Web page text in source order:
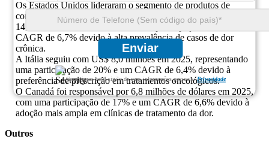
Enviar
Garantimos total sigilo de suas informações pessoais.Privacidade
Os Estados Unidos lideraram o segmento de produtos de
comprimidos de 100 mg com um tamanho de mercado de US$
14,0 milhões em 2025, detendo uma participação de 35% e um
CAGR de 6,7% devido à alta prevalência de casos de dor
crônica.
A Itália seguiu com US$ 8,0 milhões em 2025, representando
uma participação de 20% e um CAGR de 6,4% devido à
preferência de prescrição em tratamentos oncológicos.
O Canadá foi responsável por 6,8 milhões de dólares em 2025,
com uma participação de 17% e um CAGR de 6,6% devido à
adoção mais ampla em clínicas de tratamento da dor.
Outros